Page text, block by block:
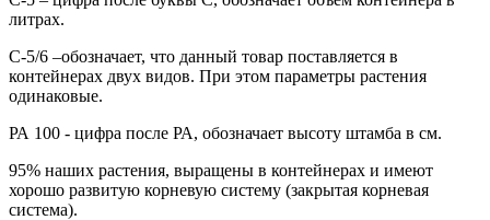
литрах.
С-5/6 –обозначает, что данный товар поставляется в
контейнерах двух видов. При этом параметры растения
одинаковые.
РА 100 - цифра после РА, обозначает высоту штамба в см.
95% наших растения, выращены в контейнерах и имеют
хорошо развитую корневую систему (закрытая корневая
система).